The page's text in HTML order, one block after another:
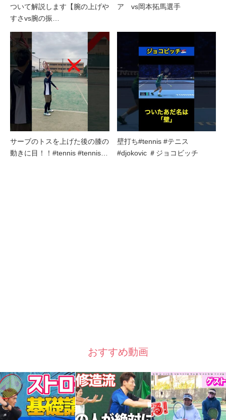
ついて解説します【腕の上げや
すさvs腕の振…
ア vs岡本拓馬選手
サーブのトスを上げた後の膝の
動きに目！！#tennis #tennis…
壁打ち#tennis #テニス
#djokovic ＃ジョコビッチ
おすすめ動画